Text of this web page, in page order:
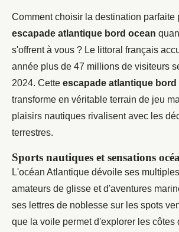
Comment choisir la destination parfaite
escapade atlantique bord ocean
s'offrent à vous ? Le littoral français
année plus de 47 millions de visiteurs
2024. Cette escapade atlantique bord
transforme en véritable terrain de jeu
plaisirs nautiques rivalisent avec les
terrestres.
Sports nautiques et sensations
L'océan Atlantique dévoile ses
amateurs de glisse et d'aventures
ses lettres de noblesse sur les spots
que la voile permet d'explorer les côtes